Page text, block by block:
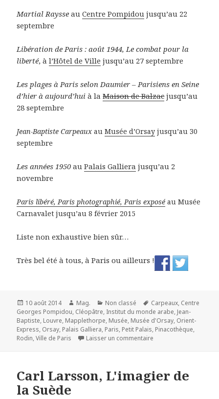
Martial Raysse auCentre Pompidou jusqu’au 22
septembre
Libération de Paris : août 1944, Le combat pour la
liberté, àl’Hôtel de Ville jusqu’au 27 septembre
Les plages à Paris selon Daumier – Parisiens en Seine
d’hier à aujourd’hui à laMaison de Balzacjusqu’au
28 septembre
Jean-Baptiste Carpeaux auMusée d’Orsay jusqu’au 30
septembre
Les années 1950 auPalais Galliera jusqu’au 2
novembre
Paris libéré, Paris photographié, Paris exposé au Musée
Carnavalet jusqu’au 8 février 2015
Liste non exhaustive bien sûr…
Très bel été à tous, à Paris ou ailleurs !
Publié
le
10 août 2014 Auteur
Mag. Catégories
Non classé
Mots-
clés
Carpeaux, Centre
Georges Pompidou, Cléopâtre, Institut du monde arabe, Jean-
Baptiste, Louvre, Mapplethorpe, Musée, Musée d'Orsay, Orient-
Express, Orsay, Palais Galliera, Paris, Petit Palais, Pinacothèque,
Rodin,Ville de Paris Laisser un commentaire
Carl Larsson, L'imagier de
la Suède